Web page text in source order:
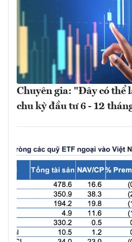
Chuyên gia: "Đây có thể
chu kỳ đầu tư 6 - 12